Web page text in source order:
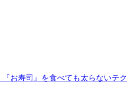
『お寿司』を食べても太らないテク